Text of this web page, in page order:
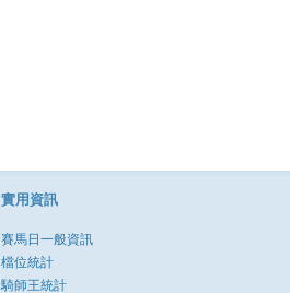
實用資訊
賽馬日一般資訊
檔位統計
騎師王統計